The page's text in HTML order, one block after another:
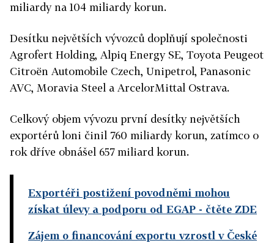
miliardy na 104 miliardy korun.
Desítku největších vývozců doplňují společnosti
Agrofert Holding, Alpiq Energy SE, Toyota Peugeot
Citroën Automobile Czech, Unipetrol, Panasonic
AVC, Moravia Steel a ArcelorMittal Ostrava.
Celkový objem vývozu první desítky největších
exportérů loni činil 760 miliardy korun, zatímco o
rok dříve obnášel 657 miliard korun.
Exportéři postižení povodněmi mohou
získat úlevy a podporu od EGAP - čtěte ZDE
Zájem o financování exportu vzrostl v České